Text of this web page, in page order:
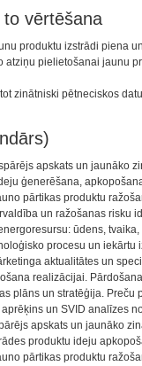
vērtēšana
produktu izstrādi piena
atziņu pielietošanai jaunu
zinātniski pētneciskos
apskats un jaunāko
ģenerēšana,
pārtikas produktu
un ražošanas risku
ūdens,
procesu un iekārtu
aktualitātes un
realizācijai.
plāns un stratēģija.
un SVID analīzes
apskats un jaunāko
produktu ideju
pārtikas produktu